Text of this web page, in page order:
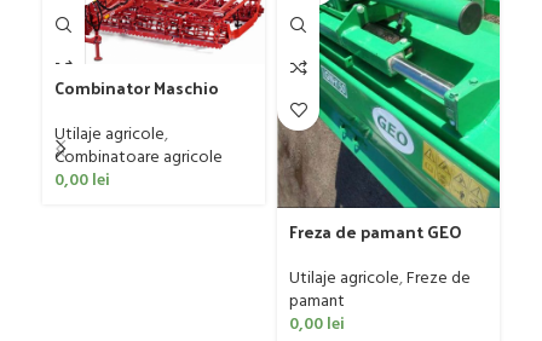
Combinator Maschio
Sandokan, 120-190 CP
Utilaje agricole,
Combinatoare agricole
0,00lei
Freza de pamant GEO
Utilaje agricole,Freze de
pamant
0,00lei